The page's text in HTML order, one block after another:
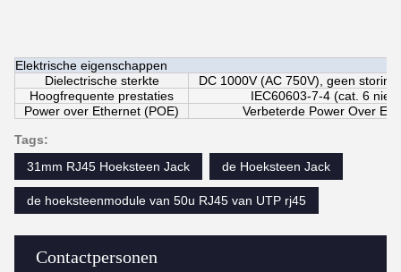
Contactpersonen
Elektrische eigenschappen
Dielectrische sterkte
DC 1000V (AC 750V), geen
Hoogfrequente prestaties
IEC60603-7-4 (cat. 6 niet
Power over Ethernet (POE)
Verbeterde Power Over
Tags:
31mm RJ45 Hoeksteen Jack
de Hoeksteen Jack
de hoeksteenmodule van 50u RJ45 van UTP rj45